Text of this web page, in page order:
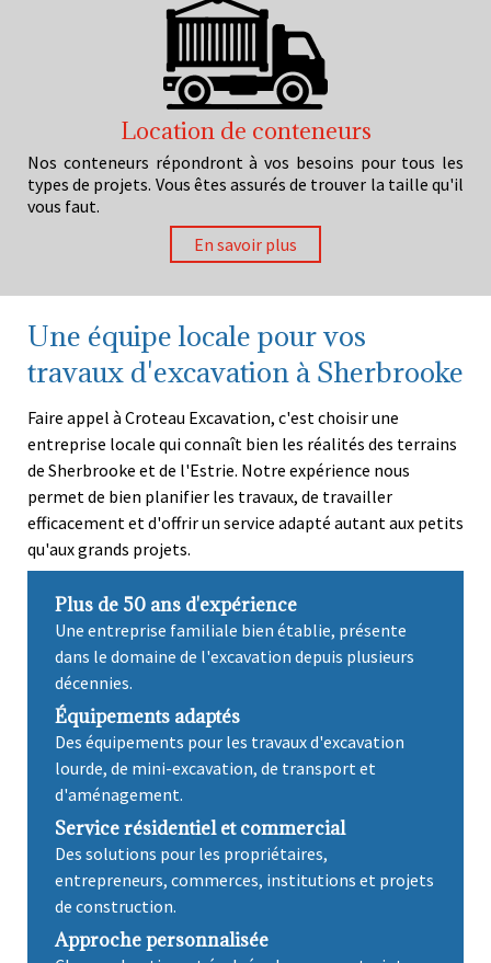
Location de conteneurs
Nos conteneurs répondront à vos besoins pour tous les
types de projets. Vous êtes assurés de trouver la taille qu'il
vous faut.
En savoir plus
Une équipe locale pour vos
travaux d'excavation à Sherbrooke
Faire appel à Croteau Excavation, c'est choisir une
entreprise locale qui connaît bien les réalités des terrains
de Sherbrooke et de l'Estrie. Notre expérience nous
permet de bien planifier les travaux, de travailler
efficacement et d'offrir un service adapté autant aux petits
qu'aux grands projets.
Plus de 50 ans d'expérience
Une entreprise familiale bien établie, présente
dans le domaine de l'excavation depuis plusieurs
décennies.
Équipements adaptés
Des équipements pour les travaux d'excavation
lourde, de mini-excavation, de transport et
d'aménagement.
Service résidentiel et commercial
Des solutions pour les propriétaires,
entrepreneurs, commerces, institutions et projets
de construction.
Approche personnalisée